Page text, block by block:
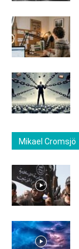
Mikael Cromsjö